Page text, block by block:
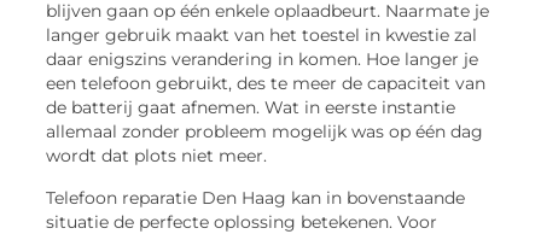
blijven gaan op één enkele oplaadbeurt. Naarmate je
langer gebruik maakt van het toestel in kwestie zal
daar enigszins verandering in komen. Hoe langer je
een telefoon gebruikt, des te meer de capaciteit van
de batterij gaat afnemen. Wat in eerste instantie
allemaal zonder probleem mogelijk was op één dag
wordt dat plots niet meer.
Telefoon reparatie Den Haag kan in bovenstaande
situatie de perfecte oplossing betekenen. Voor